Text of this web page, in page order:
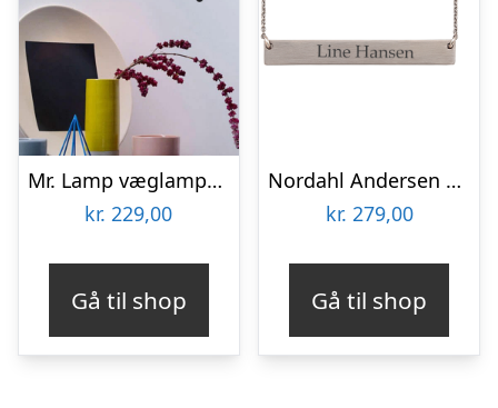
Mr. Lamp væglampe – to personer
kr. 229,00
Gå til shop
Nordahl Andersen Plade halskæde
kr. 279,00
Gå til shop